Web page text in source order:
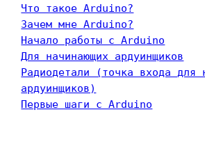
Что такое Arduino?
Зачем мне Arduino?
Начало работы с Arduino
Для начинающих ардуинщиков
Радиодетали (точка входа для
ардуинщиков)
Первые шаги с Arduino